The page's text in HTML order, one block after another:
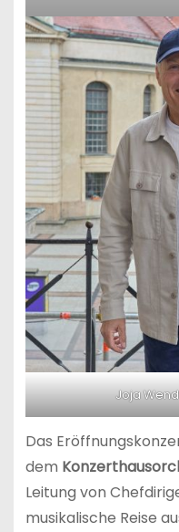
Joja
Das
dem
Leitung von
musikalische Reise